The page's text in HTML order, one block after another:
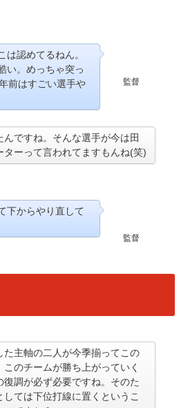
監督
は認めてるねん。
い。めっちゃ突っ
前はすごい選手や
んですね。そんな選手が今は田
ターって言われてますもんね(笑)
監督
下からやり直して
た主軸の二人が今季揃ってこの
このチームが勝ち上がっていく
復調が必ず必要ですね。そのた
しては下位打線に置くというこ